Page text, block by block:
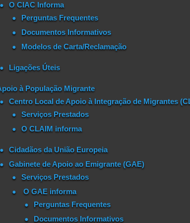
O CIAC Informa
Perguntas Frequentes
Documentos Informativos
Modelos de Carta/Reclamação
Ligações Úteis
à População Migrante
Centro Local de Apoio à Integração de Migrantes
Serviços Prestados
O CLAIM informa
Cidadãos da União Europeia
Gabinete de Apoio ao Emigrante (GAE)
Serviços Prestados
O GAE informa
Perguntas Frequentes
Documentos Informativos